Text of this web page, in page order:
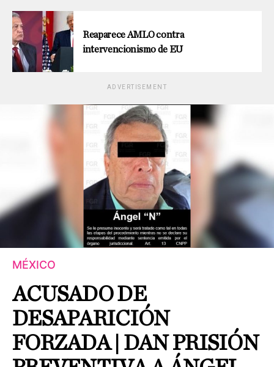
Reaparece AMLO contra
intervencionismo de EU
ADVERTISEMENT
MÉXICO
ACUSADO DE
DESAPARICIÓN
FORZADA | DAN PRISIÓN